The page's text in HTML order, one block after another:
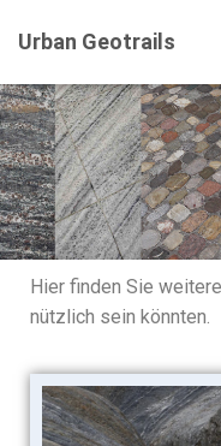
Urban Geotrails
Hier finden Sie
nützlich sein könnten.